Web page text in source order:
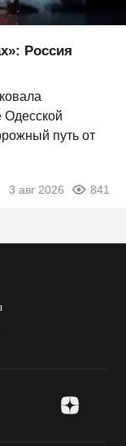
Россия
Одесской
путь от
3 авг 2026 841